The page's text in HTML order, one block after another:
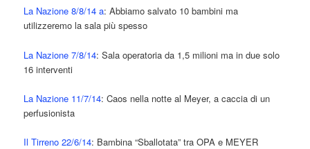
La Nazione 8/8/14 a: Abbiamo salvato 10 bambini ma
utilizzeremo la sala più spesso
La Nazione 7/8/14: Sala operatoria da 1,5 milioni ma in due solo
16 interventi
La Nazione 11/7/14: Caos nella notte al Meyer, a caccia di un
perfusionista
Il Tirreno 22/6/14: Bambina “Sballotata” tra OPA e MEYER